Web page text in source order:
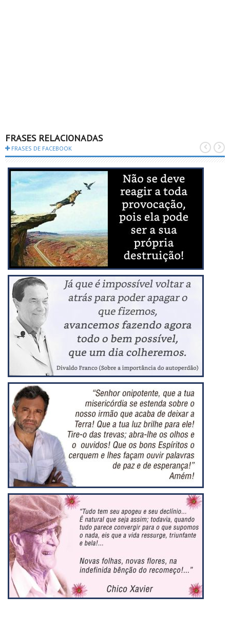
FRASES RELACIONADAS
FRASES DE FACEBOOK
Compartilhar Compartilhar
Compartilhar Compartilhar
Compartilhar Compartilhar